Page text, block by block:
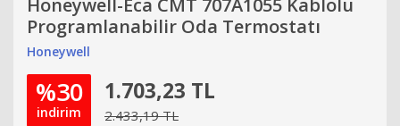
Honeywell-Eca CMT 707A1055 Kablolu
Programlanabilir Oda Termostatı
Honeywell
%30
indirim
1.703,23 TL
2.433,19 TL